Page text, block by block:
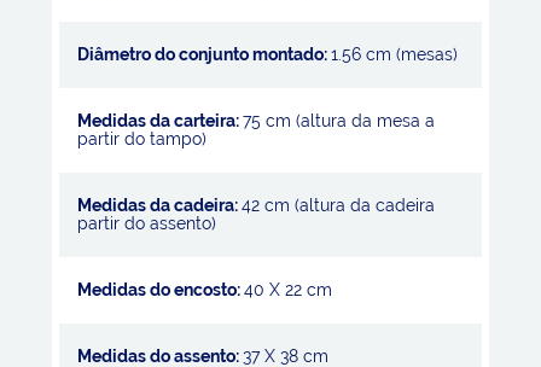
Diâmetro do conjunto montado:1.56 cm (mesas)
Medidas da carteira:75 cm (altura da mesa a
partir do tampo)
Medidas da cadeira:42 cm (altura da cadeira
partir do assento)
Medidas do encosto:40 X 22 cm
Medidas do assento:37 X 38 cm